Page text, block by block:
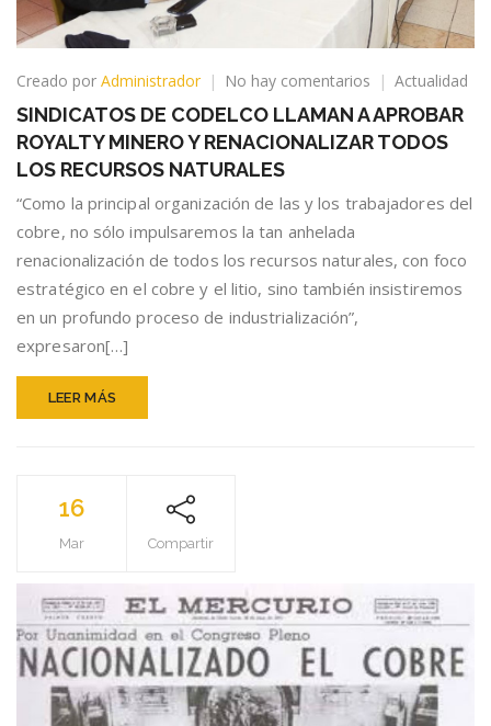
Creado por Administrador No hay comentarios
en
DE
CODELCO
APROBAR
MINERO
Actualidad
SINDICATOS DE CODELCO LLAMAN A APROBAR
ROYALTY MINERO Y RENACIONALIZAR TODOS
LOS RECURSOS NATURALES
“Como la principal organización de las y los trabajadores del
cobre, no sólo impulsaremos la tan anhelada
renacionalización de todos los recursos naturales, con foco
estratégico en el cobre y el litio, sino también insistiremos
en un profundo proceso de industrialización”,
expresaron[…]
LEER MÁS
16
Mar Compartir